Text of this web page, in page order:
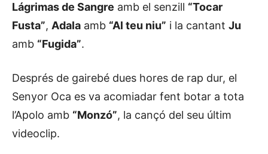
Lágrimas de Sangre amb el senzill “Tocar
Fusta”, Adala amb “Al teu niu” i la cantant Ju
amb “Fugida”.
Després de gairebé dues hores de rap dur, el
Senyor Oca es va acomiadar fent botar a tota
l’Apolo amb “Monzó”, la cançó del seu últim
videoclip.